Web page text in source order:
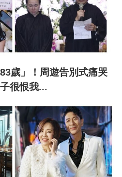
歲」！周遊告別式痛哭
很恨我...